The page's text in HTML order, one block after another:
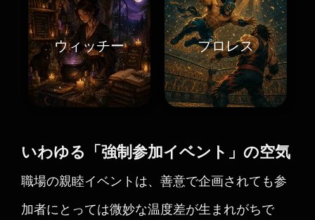
ウィッチー プロレス
いわゆる「強制参加イベント」の空気
職場の親睦イベントは、善意で企画されても参
加者にとっては微妙な温度差が生まれがちで